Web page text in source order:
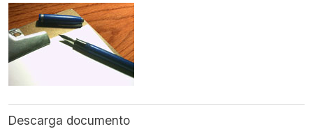
Descarga documento